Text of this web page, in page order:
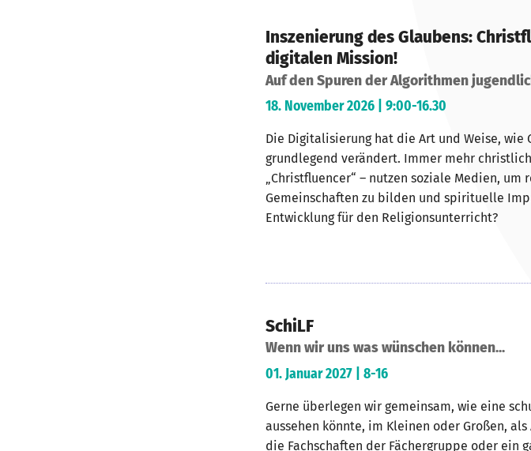
Inszenierung des Glaubens:
digitalen Mission!
Auf den Spuren der Algorithmen
18. November 2026 | 9:00-16.30
Die Digitalisierung hat die Art und Weise,
grundlegend verändert. Immer mehr
„Christfluencer“ – nutzen soziale Medien,
Gemeinschaften zu bilden und spirituelle
Entwicklung für den Religionsunterricht?
SchiLF
Wenn wir uns was wünschen können...
01. Januar 2027 | 8-16
Gerne überlegen wir gemeinsam, wie eine
aussehen könnte, im Kleinen oder Großen,
die Fachschaften der Fächergruppe oder ein